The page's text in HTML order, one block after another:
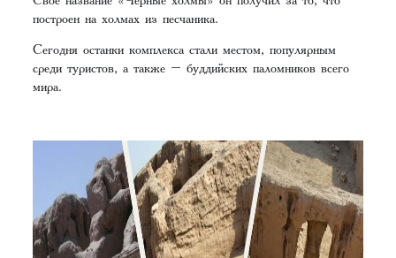
построен на холмах из песчаника.
Сегодня останки комплекса стали местом, популярным
среди туристов, а также – буддийских паломников всего
мира.